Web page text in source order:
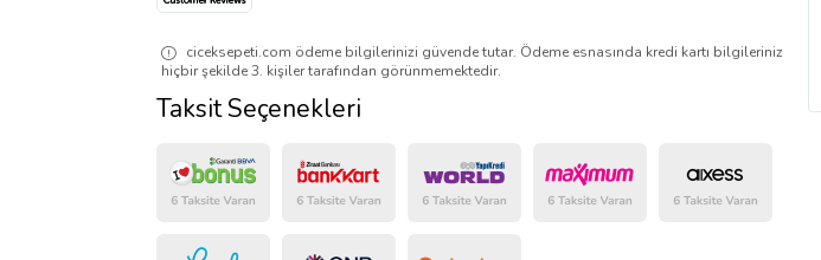
ciceksepeti.com ödeme bilgilerinizi güvende tutar. Ödeme esnasında kredi kartı bilgileriniz
hiçbir şekilde 3. kişiler tarafından görünmemektedir.
Taksit Seçenekleri